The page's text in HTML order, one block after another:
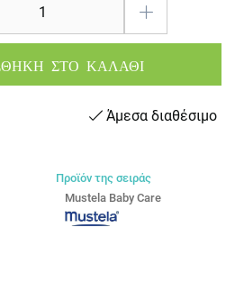
ΣΤΟ ΚΑΛΑΘΙ
Άμεσα διαθέσιμο
Προϊόν της σειράς
Mustela Baby Care